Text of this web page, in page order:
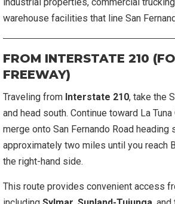
warehouse facilities that line San
FROM INTERSTATE 210
FREEWAY)
Traveling from Interstate 210, take the
and head south. Continue toward La Tuna
merge onto San Fernando Road heading
approximately two miles until you reach
the right-hand side.
This route provides convenient access